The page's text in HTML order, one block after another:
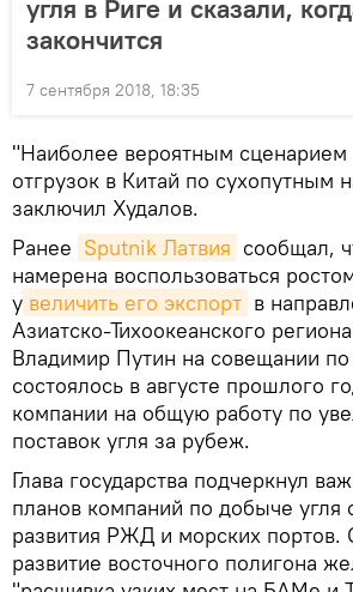
угля в Риге и сказали,
закончится
7 сентября 2018, 18:35
"Наиболее вероятным сценарием
отгрузок в Китай по сухопутным
заключил Худалов.
Ранее Sputnik Латвия сообщал,
намерена воспользоваться
у величить его экспорт в
Азиатско-Тихоокеанского
Владимир Путин на совещании
состоялось в августе прошлого
компании на общую работу по
поставок угля за рубеж.
Глава государства подчеркнул
планов компаний по добыче угля
развития РЖД и морских портов.
развитие восточного полигона